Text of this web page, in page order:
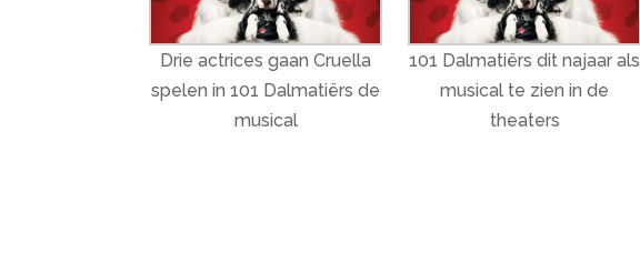
Drie actrices gaan Cruella
spelen in 101 Dalmatiërs de
musical
101 Dalmatiërs dit najaar als
musical te zien in de
theaters